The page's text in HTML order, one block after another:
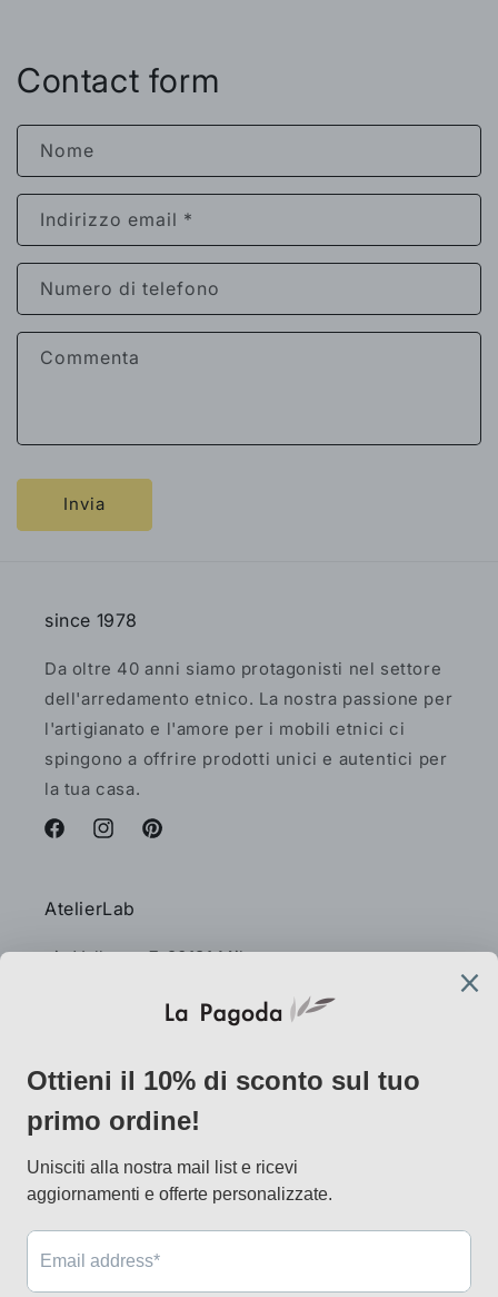
Contact form
Nome
Indirizzo email *
Numero di telefono
Commenta
Invia
since 1978
Da oltre 40 anni siamo protagonisti nel settore
dell'arredamento etnico. La nostra passione per
l'artigianato e l'amore per i mobili etnici ci
spingono a offrire prodotti unici e autentici per
la tua casa.
FacebookInstagramPinterest
AtelierLab
via Vallazze 7, 20131 Milano
info@lapagoda.net
Mobile & what up 335 7746367
di